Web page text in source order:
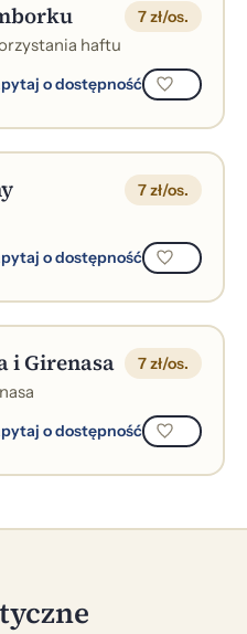
7 zł/os.
haftu
o dostępność
7 zł/os.
o dostępność
i Girenasa 7 zł/os.
o dostępność